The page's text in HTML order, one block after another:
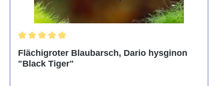
Flächigroter Blaubarsch, Dario hysginon
"Black Tiger"